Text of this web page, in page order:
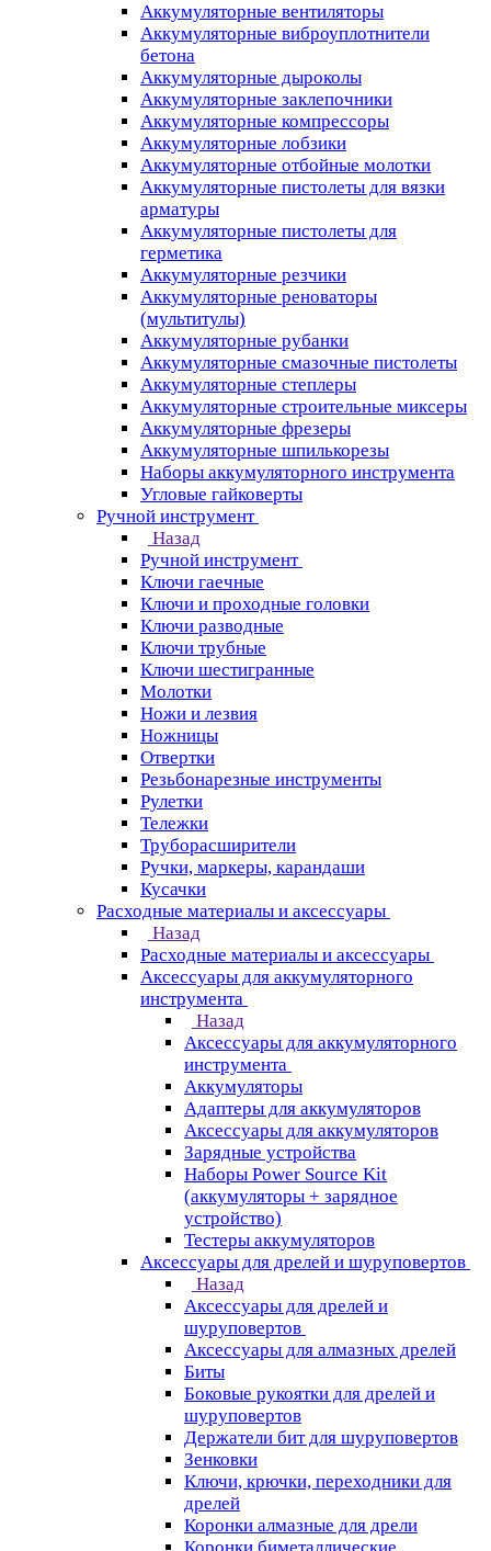
Аккумуляторные вентиляторы
Аккумуляторные виброуплотнители
бетона
Аккумуляторные дыроколы
Аккумуляторные заклепочники
Аккумуляторные компрессоры
Аккумуляторные лобзики
Аккумуляторные отбойные молотки
Аккумуляторные пистолеты для вязки
арматуры
Аккумуляторные пистолеты для
герметика
Аккумуляторные резчики
Аккумуляторные реноваторы
(мультитулы)
Аккумуляторные рубанки
Аккумуляторные смазочные пистолеты
Аккумуляторные степлеры
Аккумуляторные строительные миксеры
Аккумуляторные фрезеры
Аккумуляторные шпилькорезы
Наборы аккумуляторного инструмента
Угловые гайковерты
Ручной инструмент
Назад
Ручной инструмент
Ключи гаечные
Ключи и проходные головки
Ключи разводные
Ключи трубные
Ключи шестигранные
Молотки
Ножи и лезвия
Ножницы
Отвертки
Резьбонарезные инструменты
Рулетки
Тележки
Труборасширители
Ручки, маркеры, карандаши
Кусачки
Расходные материалы и аксессуары
Назад
Расходные материалы и аксессуары
Аксессуары для аккумуляторного
инструмента
Назад
Аксессуары для аккумуляторного
инструмента
Aккумуляторы
Адаптеры для аккумуляторов
Аксессуары для аккумуляторов
Зарядные устройства
Наборы Power Source Kit
(аккумуляторы + зарядное
устройство)
Тестеры аккумуляторов
Аксессуары для дрелей и шуруповертов
Назад
Аксессуары для дрелей и
шуруповертов
Аксессуары для алмазных дрелей
Биты
Боковые рукоятки для дрелей и
шуруповертов
Держатели бит для шуруповертов
Зенковки
Ключи, крючки, переходники для
дрелей
Коронки алмазные для дрели